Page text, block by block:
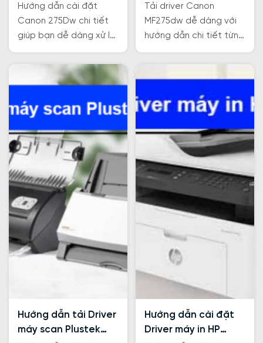
Hướng dẫn cài đặt
Canon 275Dw chi tiết
giúp bạn dễ dàng xử lý
các lỗi phần mềm bên
trong máy nhanh chóng
mà không phải nhờ sự
viên.
Tải driver Canon
MF275dw dễ dàng với
hướng dẫn chi tiết từng
bước từ Trường Thịnh
nối và in ấn nhanh
Hướng dẫn tải Driver
máy scan Plustek
Hướng dẫn cài đặt
Driver máy in HP